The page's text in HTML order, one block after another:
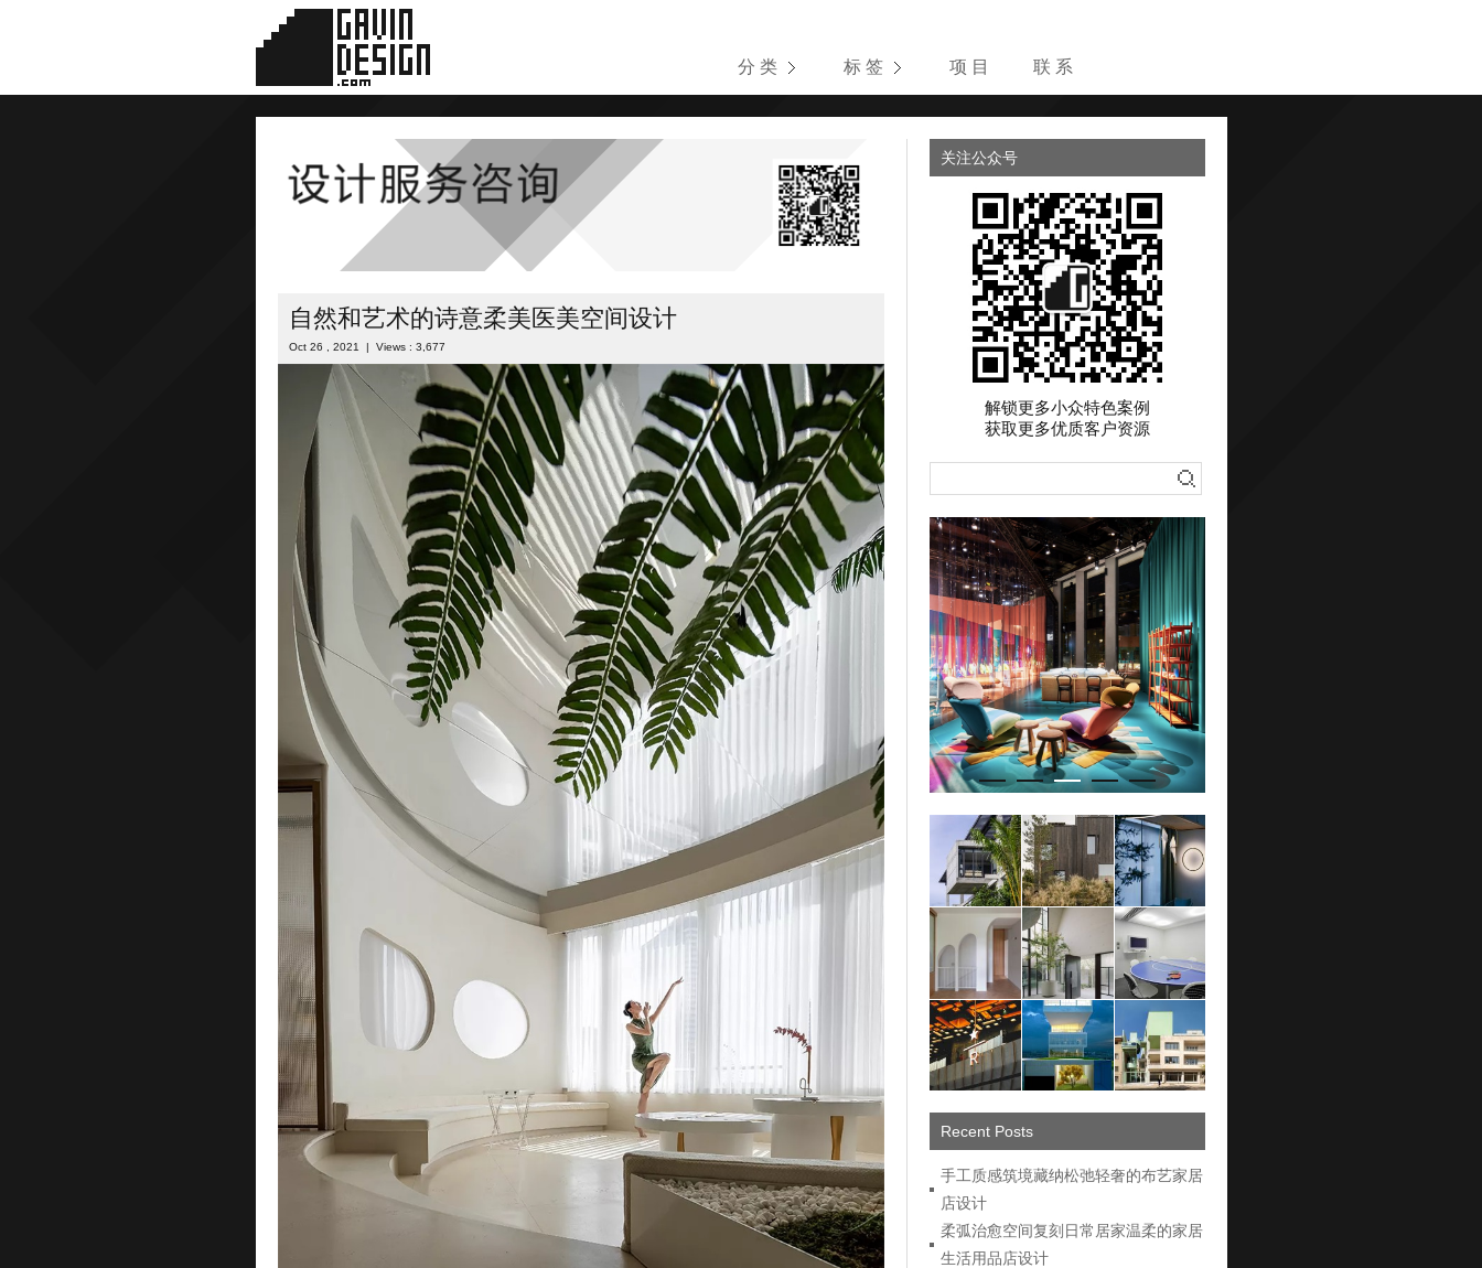
分 类 标 签 项 目 联 系
自然和艺术的诗意柔美医美空间设计
Oct 26 , 2021 | Views : 3,677
关注公众号
解锁更多小众特色案例
获取更多优质客户资源
Recent Posts
手工质感筑境藏纳松弛轻奢的布艺家居
店设计
柔弧治愈空间复刻日常居家温柔的家居
生活用品店设计